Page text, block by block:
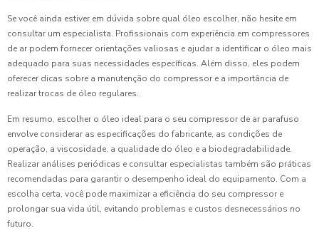
Se você ainda estiver em dúvida sobre qual óleo escolher, não hesite em
consultar um especialista. Profissionais com experiência em compressores
de ar podem fornecer orientações valiosas e ajudar a identificar o óleo mais
adequado para suas necessidades específicas. Além disso, eles podem
oferecer dicas sobre a manutenção do compressor e a importância de
realizar trocas de óleo regulares.
Em resumo, escolher o óleo ideal para o seu compressor de ar parafuso
envolve considerar as especificações do fabricante, as condições de
operação, a viscosidade, a qualidade do óleo e a biodegradabilidade.
Realizar análises periódicas e consultar especialistas também são práticas
recomendadas para garantir o desempenho ideal do equipamento. Com a
escolha certa, você pode maximizar a eficiência do seu compressor e
prolongar sua vida útil, evitando problemas e custos desnecessários no
futuro.